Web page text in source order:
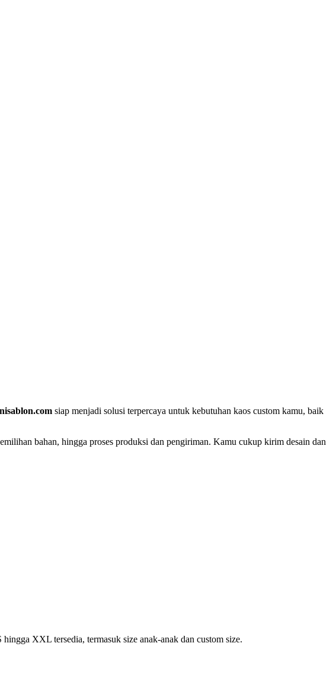
siap menjadi solusi terpercaya untuk kebutuhan kaos custom kamu, baik
bahan, hingga proses produksi dan pengiriman. Kamu cukup kirim desain dan
XXL tersedia, termasuk size anak-anak dan custom size.